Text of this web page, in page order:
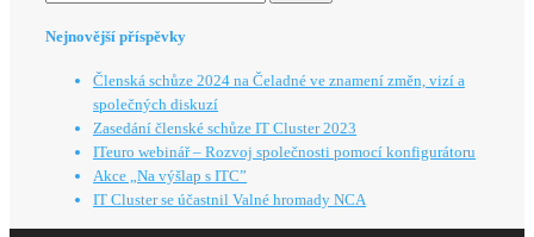
Nejnovější příspěvky
Členská schůze 2024 na Čeladné ve znamení změn, vizí a
společných diskuzí
Zasedání členské schůze IT Cluster 2023
ITeuro webinář – Rozvoj společnosti pomocí konfigurátoru
Akce „Na výšlap s ITC”
IT Cluster se účastnil Valné hromady NCA